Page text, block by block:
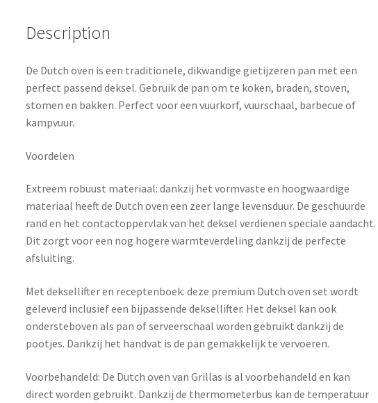
t
Description
De Dutch oven is een traditionele, dikwandige gietijzeren pan met een
perfect passend deksel. Gebruik de pan om te koken, braden, stoven,
stomen en bakken. Perfect voor een vuurkorf, vuurschaal, barbecue of
kampvuur.
Voordelen
Extreem robuust materiaal: dankzij het vormvaste en hoogwaardige
materiaal heeft de Dutch oven een zeer lange levensduur. De geschuurde
rand en het contactoppervlak van het deksel verdienen speciale aandacht.
Dit zorgt voor een nog hogere warmteverdeling dankzij de perfecte
afsluiting.
Met deksellifter en receptenboek: deze premium Dutch oven set wordt
geleverd inclusief een bijpassende deksellifter. Het deksel kan ook
ondersteboven als pan of serveerschaal worden gebruikt dankzij de
pootjes. Dankzij het handvat is de pan gemakkelijk te vervoeren.
Voorbehandeld: De Dutch oven van Grillas is al voorbehandeld en kan
direct worden gebruikt. Dankzij de thermometerbus kan de temperatuur